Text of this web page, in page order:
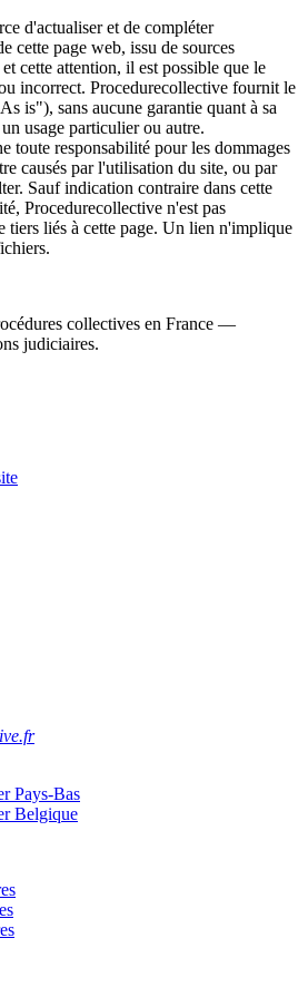
d'actualiser et de compléter
cette page web, issu de sources
cette attention, il est possible que le
incorrect. Procedurecollective fournit le
is"), sans aucune garantie quant à sa
usage particulier ou autre.
toute responsabilité pour les dommages
causés par l'utilisation du site, ou par
Sauf indication contraire dans cette
Procedurecollective n'est pas
tiers liés à cette page. Un lien n'implique
collectives en France —
judiciaires.
Pays-Bas
Belgique